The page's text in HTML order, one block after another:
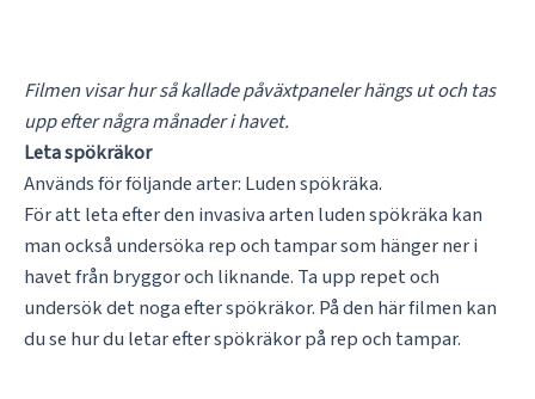
Filmen visar hur så kallade påväxtpaneler hängs ut och tas
upp efter några månader i havet.
Leta spökräkor
Används för följande arter: Luden spökräka.
För att leta efter den invasiva arten luden spökräka kan
man också undersöka rep och tampar som hänger ner i
havet från bryggor och liknande. Ta upp repet och
undersök det noga efter spökräkor. På den här filmen kan
du se hur du letar efter spökräkor på rep och tampar.